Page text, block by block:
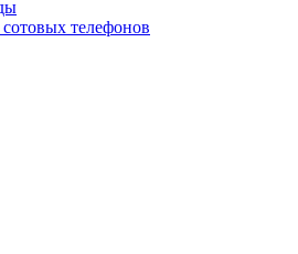
телефонов